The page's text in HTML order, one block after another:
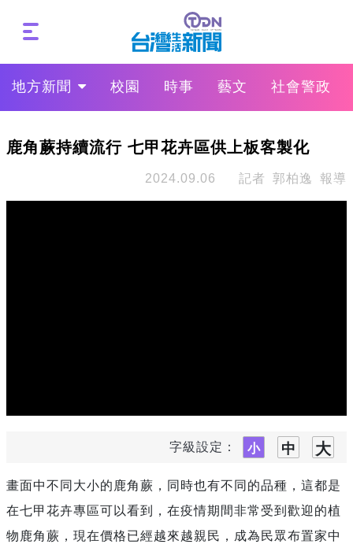
地方新聞 校園 時事 藝文 社會警政
鹿角蕨持續流行 七甲花卉區供上板客製化
2024.09.06 記者 郭柏逸 報導
字級設定：
畫面中不同大小的鹿角蕨，同時也有不同的品種，這都是
在七甲花卉專區可以看到，在疫情期間非常受到歡迎的植
物鹿角蕨，現在價格已經越來越親民，成為民眾布置家中